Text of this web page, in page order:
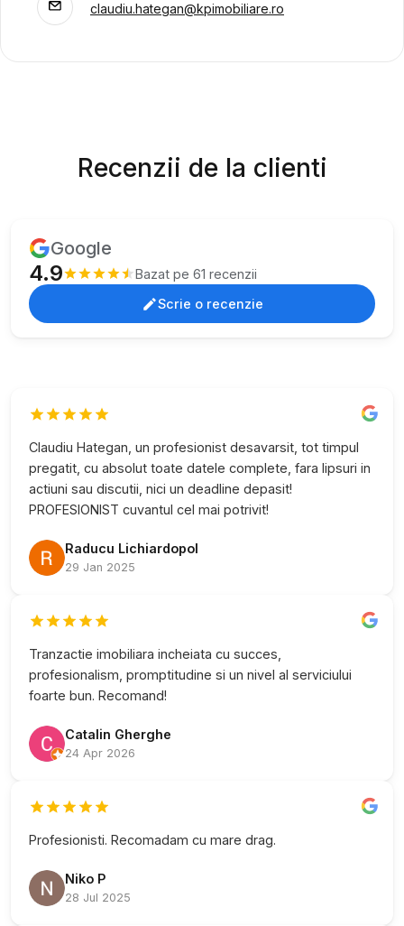
claudiu.hategan@kpimobiliare.ro
Recenzii de la clienti
Google
4.9
Bazat pe 61 recenzii
Scrie o recenzie
Claudiu Hategan, un profesionist desavarsit, tot timpul
pregatit, cu absolut toate datele complete, fara lipsuri in
actiuni sau discutii, nici un deadline depasit!
PROFESIONIST cuvantul cel mai potrivit!
Raducu Lichiardopol
29 Jan 2025
Tranzactie imobiliara incheiata cu succes,
profesionalism, promptitudine si un nivel al serviciului
foarte bun. Recomand!
Catalin Gherghe
24 Apr 2026
Profesionisti. Recomadam cu mare drag.
Niko P
28 Jul 2025